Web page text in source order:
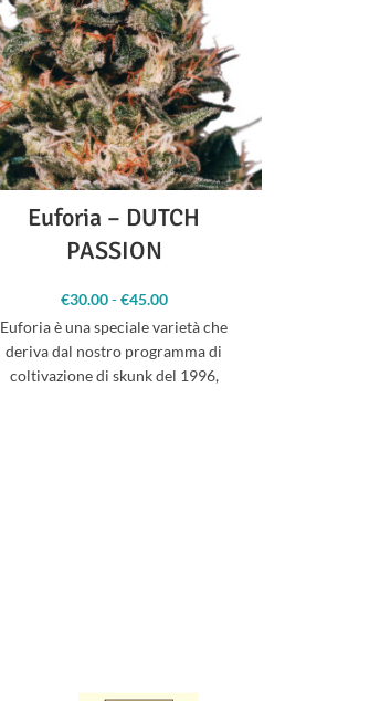
Euforia – DUTCH
PASSION
€30.00-€45.00
prezzo: da
€30.00 a
€45.00
Euforia è una speciale varietà che
deriva dal nostro programma di
coltivazione di skunk del 1996,